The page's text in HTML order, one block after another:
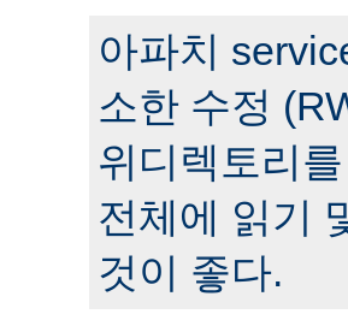
아파치
소한 수정
위디렉토리
전체에 읽기
것이 좋다.